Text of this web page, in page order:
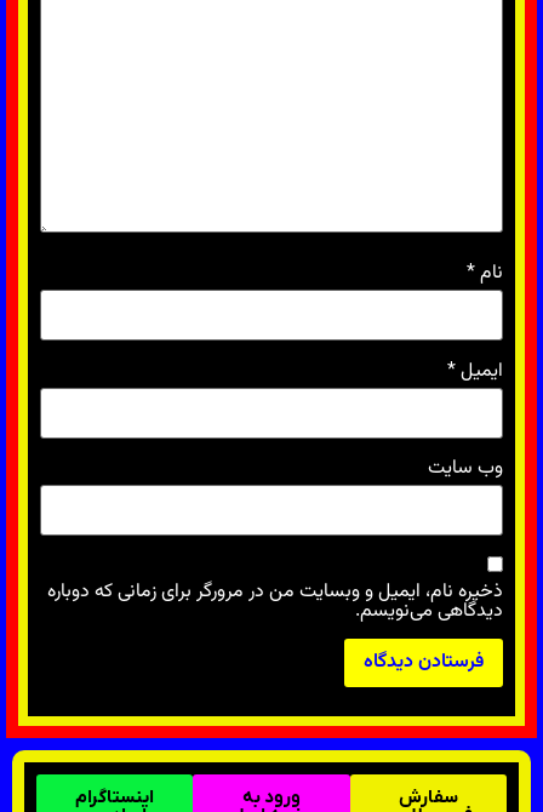
نام*
ایمیل*
وب‌ سایت
ذخیره نام، ایمیل و وبسایت من در مرورگر برای زمانی که دوباره
دیدگاهی می‌نویسم.
سفارش ورود به اینستاگرام